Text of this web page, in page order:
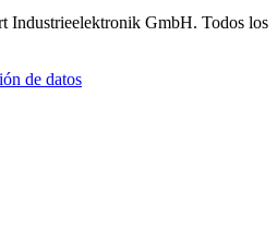
Industrieelektronik GmbH. Todos los
de datos